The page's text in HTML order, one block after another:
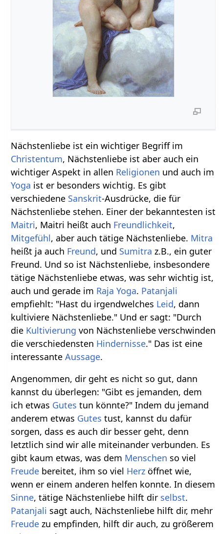
Nächstenliebe ist ein wichtiger Begriff im
Christentum, Nächstenliebe ist aber auch ein
wichtiger Aspekt in allen Religionen und auch im
Yoga ist er besonders wichtig. Es gibt
verschiedene Sanskrit-Ausdrücke, die für
Nächstenliebe stehen. Einer der bekanntesten ist
Maitri, Maitri heißt auch Freundlichkeit,
Mitgefühl, aber auch tätige Nächstenliebe. Mitra
heißt ja auch Freund, und Sumitra z.B., ein guter
Freund. Und so ist Nächstenliebe, insbesondere
tätige Nächstenliebe etwas, was sehr wichtig ist,
auch und gerade im Raja Yoga. Patanjali
empfiehlt: "Hast du irgendwelches Leid, dann
kultiviere Nächstenliebe." Und er sagt: "Durch
die Kultivierung von Nächstenliebe verschwinden
die verschiedensten Hindernisse." Das ist eine
interessanteAussage.
Angenommen, dir geht es nicht so gut, dann
kannst du überlegen: "Gibt es jemanden, dem
ich etwas Gutes tun könnte?" Indem du jemand
anderem etwas Gutes tust, kannst du dafür
sorgen, dass es auch dir besser geht, denn
letztlich sind wir alle miteinander verbunden. Es
gibt kaum etwas, was dem Menschen so viel
Freude bereitet, ihm so viel Herz öffnet wie,
wenn er einem anderen helfen konnte. In diesem
Sinne, tätige Nächstenliebe hilft dir selbst.
Patanjali sagt auch, Nächstenliebe hilft dir, mehr
Freude zu empfinden, hilft dir auch, zu größerem